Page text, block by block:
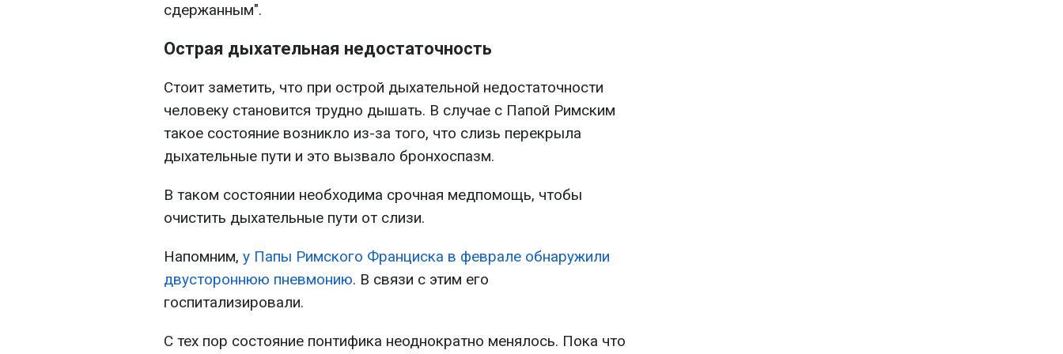
сдержанным".
Острая дыхательная недостаточность
Стоит заметить, что при острой дыхательной недостаточности
человеку становится трудно дышать. В случае с Папой Римским
такое состояние возникло из-за того, что слизь перекрыла
дыхательные пути и это вызвало бронхоспазм.
В таком состоянии необходима срочная медпомощь, чтобы
очистить дыхательные пути от слизи.
Напомним, у Папы Римского Франциска в феврале обнаружили
двустороннюю пневмонию. В связи с этим его
госпитализировали.
С тех пор состояние понтифика неоднократно менялось. Пока что